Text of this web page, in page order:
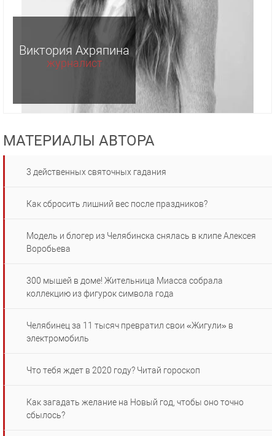
Виктория Ахряпина
журналист
МАТЕРИАЛЫ АВТОРА
3 действенных святочных гадания
Как сбросить лишний вес после праздников?
Модель и блогер из Челябинска снялась в клипе Алексея
Воробьева
300 мышей в доме! Жительница Миасса собрала
коллекцию из фигурок символа года
Челябинец за 11 тысяч превратил свои «Жигули» в
электромобиль
Что тебя ждет в 2020 году? Читай гороскоп
Как загадать желание на Новый год, чтобы оно точно
сбылось?